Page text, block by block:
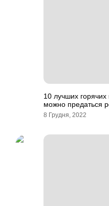
10 лучших горячих
можно предаться
8 Грудня, 2022